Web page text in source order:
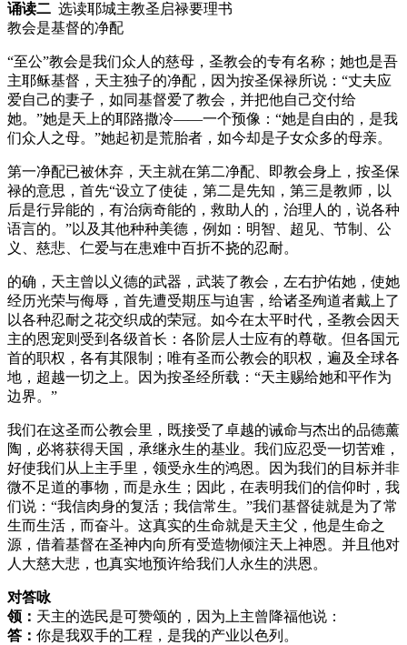
诵读二 选读耶城主教圣启禄要理书
教会是基督的净配
“至公”教会是我们众人的慈母，圣教会的专有名称；她也是吾
主耶稣基督，天主独子的净配，因为按圣保禄所说：“丈夫应
爱自己的妻子，如同基督爱了教会，并把他自己交付给
她。”她是天上的耶路撒冷——一个预像：“她是自由的，是我
们众人之母。”她起初是荒胎者，如今却是子女众多的母亲。
第一净配已被休弃，天主就在第二净配、即教会身上，按圣保
禄的意思，首先“设立了使徒，第二是先知，第三是教师，以
后是行异能的，有治病奇能的，救助人的，治理人的，说各种
语言的。”以及其他种种美德，例如：明智、超见、节制、公
义、慈悲、仁爱与在患难中百折不挠的忍耐。
的确，天主曾以义德的武器，武装了教会，左右护佑她，使她
经历光荣与侮辱，首先遭受期压与迫害，给诸圣殉道者戴上了
以各种忍耐之花交织成的荣冠。如今在太平时代，圣教会因天
主的恩宠则受到各级首长：各阶层人士应有的尊敬。但各国元
首的职权，各有其限制；唯有圣而公教会的职权，遍及全球各
地，超越一切之上。因为按圣经所载：“天主赐给她和平作为
边界。”
我们在这圣而公教会里，既接受了卓越的诫命与杰出的品德薰
陶，必将获得天国，承继永生的基业。我们应忍受一切苦难，
好使我们从上主手里，领受永生的鸿恩。因为我们的目标并非
微不足道的事物，而是永生；因此，在表明我们的信仰时，我
们说：“我信肉身的复活；我信常生。”我们基督徒就是为了常
生而生活，而奋斗。这真实的生命就是天主父，他是生命之
源，借着基督在圣神内向所有受造物倾注天上神恩。并且他对
人大慈大悲，也真实地预许给我们人永生的洪恩。
对答咏
领： 天主的选民是可赞颂的，因为上主曾降福他说：
答： 你是我双手的工程，是我的产业以色列。